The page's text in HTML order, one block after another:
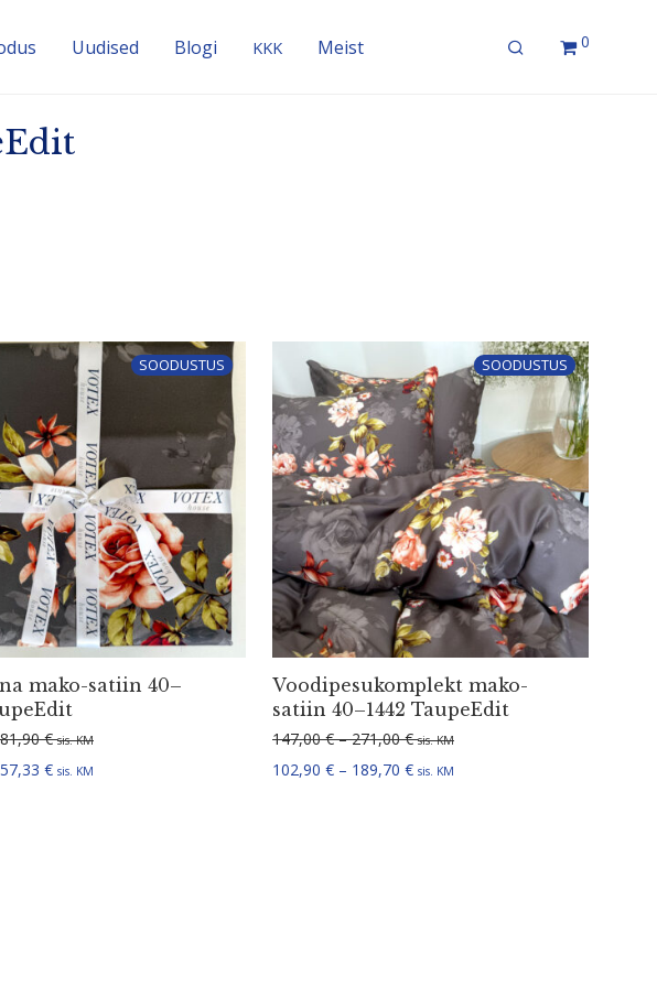
Uudised Blogi KKK Meist 0
SOODUSTUS
mako-satiin 40–
81,90€Hinnavahemik: 45,90 € kuni 81,90 €
sis. KM
57,33 €Hinnavahemik: 32,13 € kuni 57,33 €
sis. KM
SOODUSTUS
Voodi­pe­su­komplekt mako-
satiin 40–1442 TaupeEdit
147,00€ – 271,00€Hinnavahemik: 147,00 € kuni
sis. KM
102,90 € – 189,70 €Hinnavahemik: 102,90 € kuni
sis. KM